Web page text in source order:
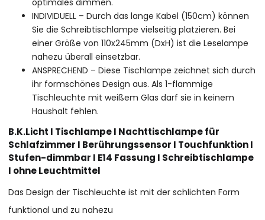
optimales dimmen.
INDIVIDUELL – Durch das lange Kabel (150cm) können
Sie die Schreibtischlampe vielseitig platzieren. Bei
einer Größe von 110x245mm (DxH) ist die Leselampe
nahezu überall einsetzbar.
ANSPRECHEND – Diese Tischlampe zeichnet sich durch
ihr formschönes Design aus. Als 1-flammige
Tischleuchte mit weißem Glas darf sie in keinem
Haushalt fehlen.
B.K.Licht I Tischlampe I Nachttischlampe für
Schlafzimmer I Berührungssensor I Touchfunktion I
Stufen-dimmbar I E14 Fassung I Schreibtischlampe
I ohne Leuchtmittel
Das Design der Tischleuchte ist mit der schlichten Form
funktional und zu nahezu